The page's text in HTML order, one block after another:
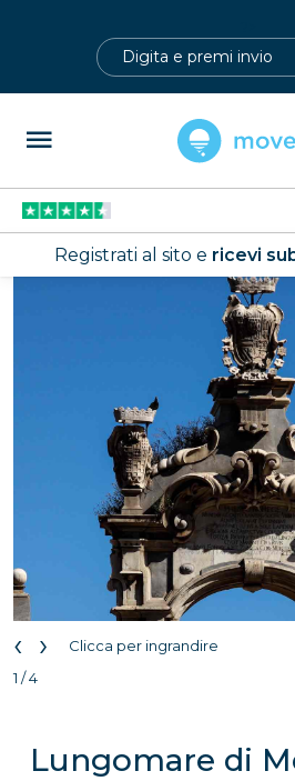
Registrati al sito e ricevi
‹ ›
Clicca per ingrandire
1 / 4
Lungomare di